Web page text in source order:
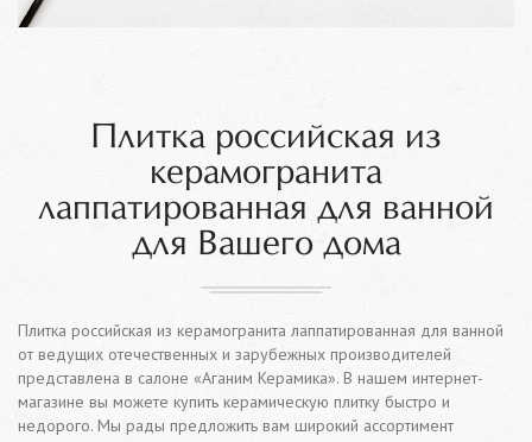
Плитка российская из
керамогранита
лаппатированная для ванной
для Вашего дома
Плитка российская из керамогранита лаппатированная для ванной
от ведущих отечественных и зарубежных производителей
представлена в салоне «Аганим Керамика». В нашем интернет-
магазине вы можете купить керамическую плитку быстро и
недорого. Мы рады предложить вам широкий ассортимент